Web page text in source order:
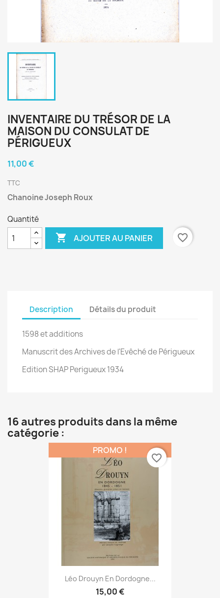
INVENTAIRE DU TRÉSOR DE LA
MAISON DU CONSULAT DE
PÉRIGUEUX
11,00 €
TTC
Chanoine Joseph Roux
Quantité
 AJOUTER AU PANIER favorite_border
Description Détails du produit
1598 et additions
Manuscrit des Archives de l'Evêché de Périgueux
Edition SHAP Perigueux 1934
16 autres produits dans la même
catégorie :
Léo Drouyn En Dordogne...
15,00 €
PROMO !
favorite_border